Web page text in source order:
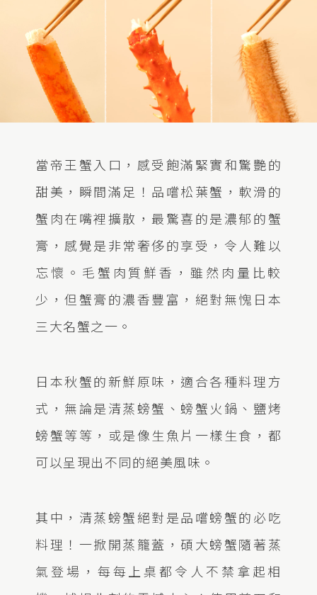
當帝王蟹入口，感受飽滿緊實和驚艷的
甜美，瞬間滿足！品嚐松葉蟹，軟滑的
蟹肉在嘴裡擴散，最驚喜的是濃郁的蟹
膏，感覺是非常奢侈的享受，令人難以
忘懷。毛蟹肉質鮮香，雖然肉量比較
少，但蟹膏的濃香豐富，絕對無愧日本
三大名蟹之一。
日本秋蟹的新鮮原味，適合各種料理方
式，無論是清蒸螃蟹、螃蟹火鍋、鹽烤
螃蟹等等，或是像生魚片一樣生食，都
可以呈現出不同的絕美風味。
其中，清蒸螃蟹絕對是品嚐螃蟹的必吃
料理！一掀開蒸籠蓋，碩大螃蟹隨著蒸
氣登場，每每上桌都令人不禁拿起相